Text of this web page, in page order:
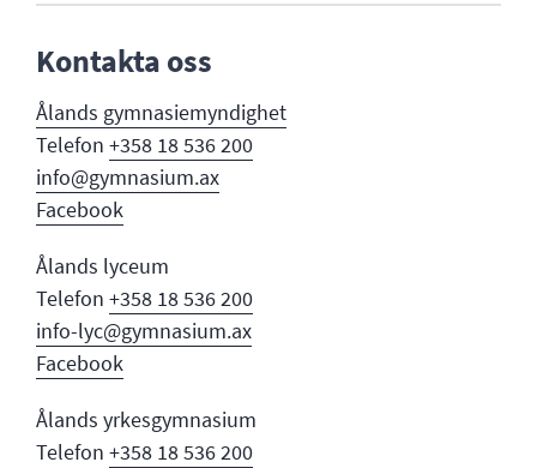
Kontakta oss
Ålands gymnasiemyndighet
Telefon +358 18 536 200
info@gymnasium.ax
Facebook
Ålands lyceum
Telefon +358 18 536 200
info-lyc@gymnasium.ax
Facebook
Ålands yrkesgymnasium
Telefon +358 18 536 200